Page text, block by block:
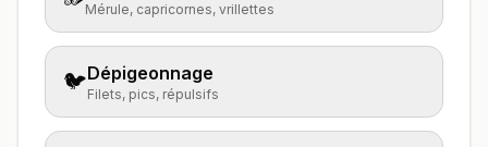
Mérule, capricornes, vrillettes
🐦Dépigeonnage
Filets, pics, répulsifs